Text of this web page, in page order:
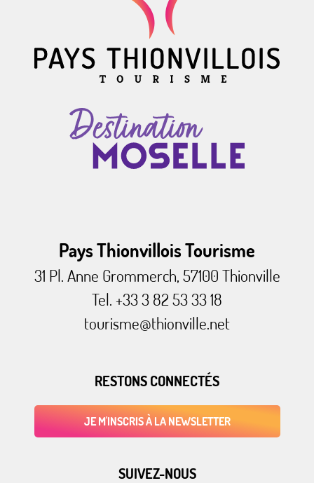
Pays Thionvillois Tourisme
31 Pl. Anne Grommerch, 57100 Thionville
Tel. +33 3 82 53 33 18
tourisme@thionville.net
RESTONS CONNECTÉS
JE M'INSCRIS À LA NEWSLETTER
SUIVEZ-NOUS